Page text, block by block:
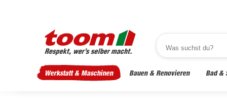
Werkstatt & Maschinen Bauen & Renovieren Bad &